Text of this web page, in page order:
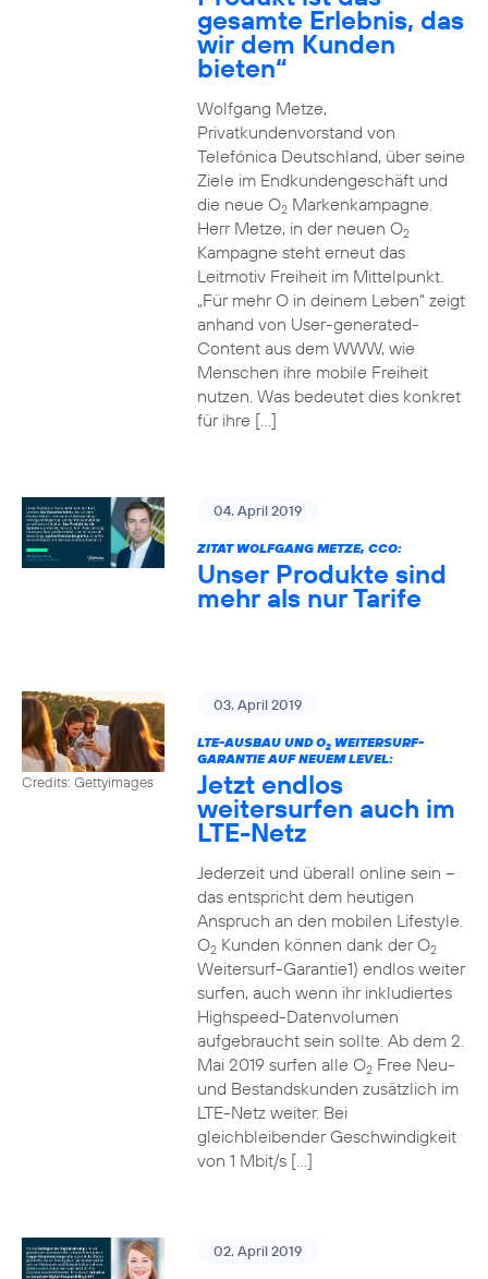
gesamte Erlebnis, das
wir dem Kunden
bieten“
Wolfgang Metze,
Privatkundenvorstand von
Telefónica Deutschland, über seine
Ziele im Endkundengeschäft und
die neue O2Markenkampagne.
Herr Metze, in der neuen O2
Kampagne steht erneut das
Leitmotiv Freiheit im Mittelpunkt.
„Für mehr O in deinem Leben“ zeigt
anhand von User-generated-
Content aus dem WWW, wie
Menschen ihre mobile Freiheit
nutzen. Was bedeutet dies konkret
für ihre […]
04. April 2019
ZITAT WOLFGANG METZE, CCO:
Unser Produkte sind
mehr als nur Tarife
Credits: Gettyimages
03. April 2019
LTE-AUSBAU UND O2WEITERSURF-
GARANTIE AUF NEUEM LEVEL:
Jetzt endlos
weitersurfen auch im
LTE-Netz
Jederzeit und überall online sein –
das entspricht dem heutigen
Anspruch an den mobilen Lifestyle.
O2Kunden können dank der O2
Weitersurf-Garantie1) endlos weiter
surfen, auch wenn ihr inkludiertes
Highspeed-Datenvolumen
aufgebraucht sein sollte. Ab dem 2.
Mai 2019 surfen alle O2Free Neu-
und Bestandskunden zusätzlich im
LTE-Netz weiter. Bei
gleichbleibender Geschwindigkeit
von 1 Mbit/s […]
02. April 2019